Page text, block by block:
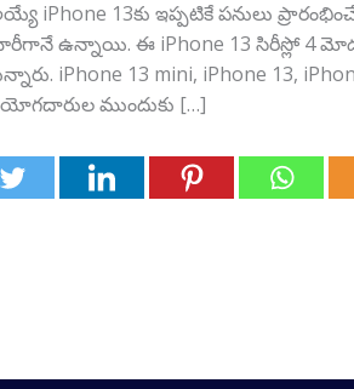
13కు ఇప్పటికే పనులు
ఉన్నాయి. ఈ iPhone 13 సిరీస్లో 4
iPhone 13 mini, iPhone 13,
ముందుకు […]